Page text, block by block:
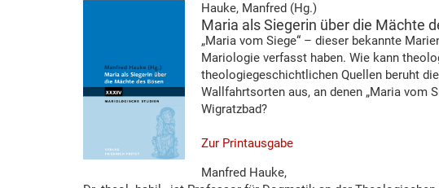
Hauke, Manfred (Hg.)
Maria als Siegerin über die Mächte
„Maria vom Siege“ – dieser bekannte
Mariologie verfasst haben. Wie kann
theologiegeschichtlichen Quellen beruht
Wallfahrtsorten aus, an denen „Maria vom
Wigratzbad?
Zur Printausgabe
Manfred Hauke,